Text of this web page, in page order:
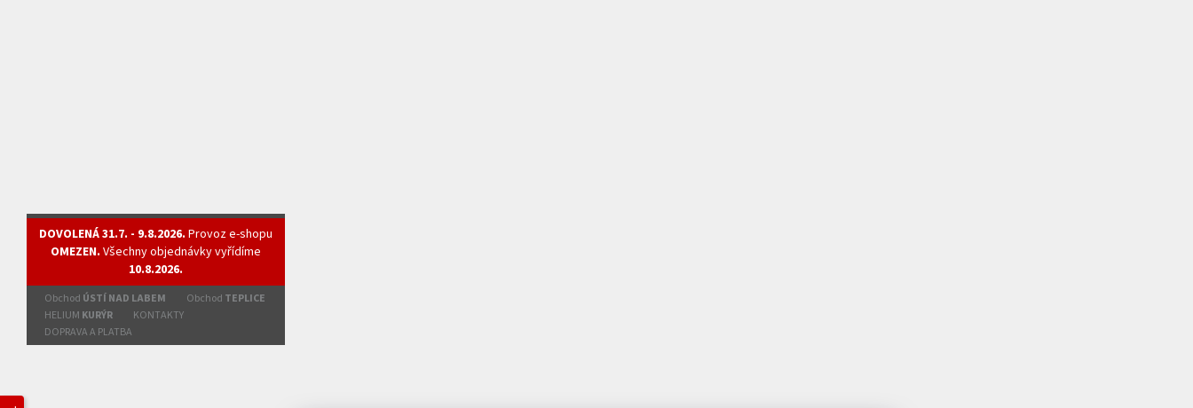
DOVOLENÁ 31.7. - 9.8.2026. Provoz e-shopu
OMEZEN. Všechny objednávky vyřídíme
10.8.2026.
Obchod ÚSTÍ NAD LABEM Obchod TEPLICE
HELIUM KURÝR
KONTAKTY
DOPRAVA A PLATBA